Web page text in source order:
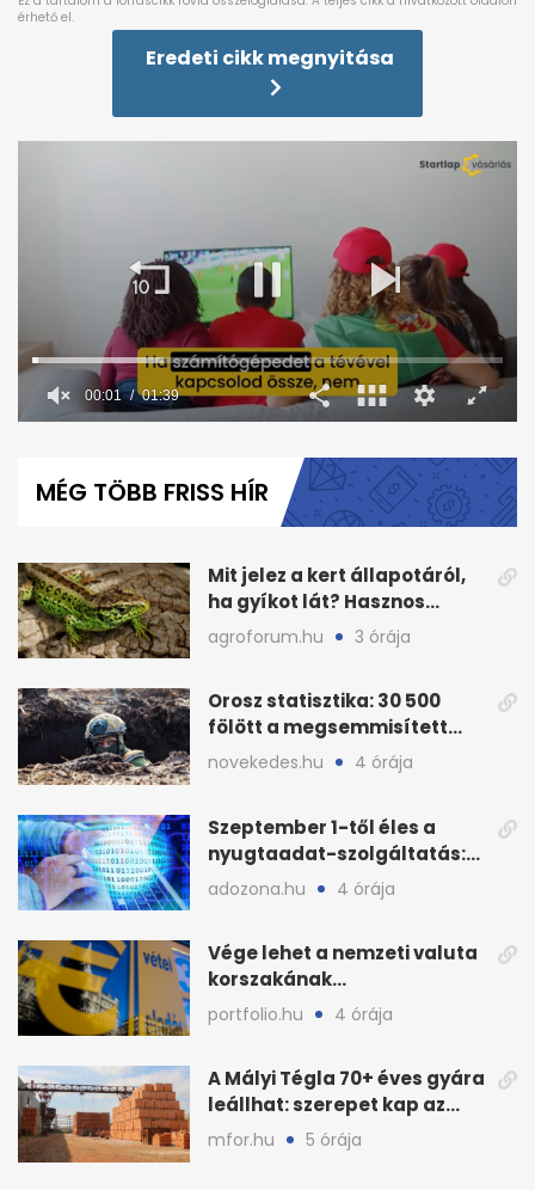
Eredeti cikk megnyitása
minute,
00:02 01:39
MÉG TÖBB FRISS HÍR
Mit jelez a kert állapotáról,
ha gyíkot lát? Hasznos
tudnivalók
agroforum.hu 3 órája
Orosz statisztika: 30 500
fölött a megsemmisített
ukrán páncélosok száma
novekedes.hu 4 órája
Szeptember 1-től éles a
nyugtaadat-szolgáltatás:
mit kell jelenteni a NAV-nak?
adozona.hu 4 órája
Vége lehet a nemzeti valuta
korszakának
Magyarországon?
portfolio.hu 4 órája
A Mályi Tégla 70+ éves gyára
leállhat: szerepet kap az
állam is
mfor.hu 5 órája